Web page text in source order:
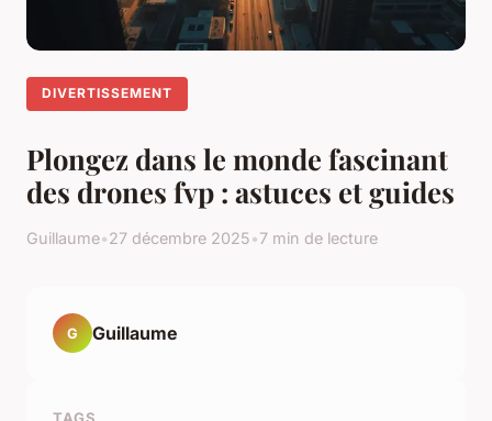
DIVERTISSEMENT
Plongez dans le monde fascinant
des drones fvp : astuces et guides
Guillaume•27 décembre 2025•7 min de lecture
G Guillaume